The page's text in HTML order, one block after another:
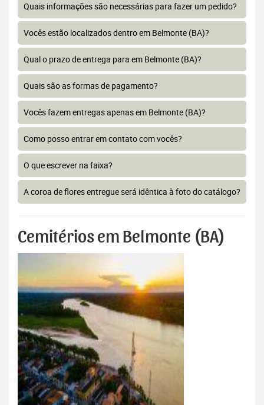
Quais informações são necessárias para fazer um pedido?
Vocês estão localizados dentro em Belmonte (BA)?
Qual o prazo de entrega para em Belmonte (BA)?
Quais são as formas de pagamento?
Vocês fazem entregas apenas em Belmonte (BA)?
Como posso entrar em contato com vocês?
O que escrever na faixa?
A coroa de flores entregue será idêntica à foto do catálogo?
Cemitérios em Belmonte (BA)